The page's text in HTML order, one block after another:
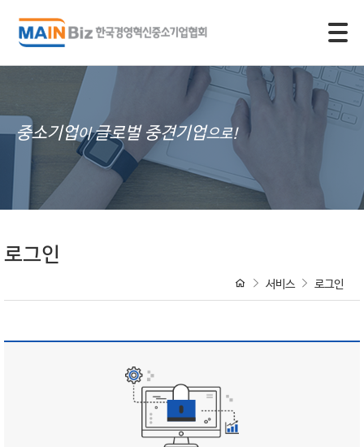
중소기업이글로벌 중견기업으로!
로그인
서비스 로그인